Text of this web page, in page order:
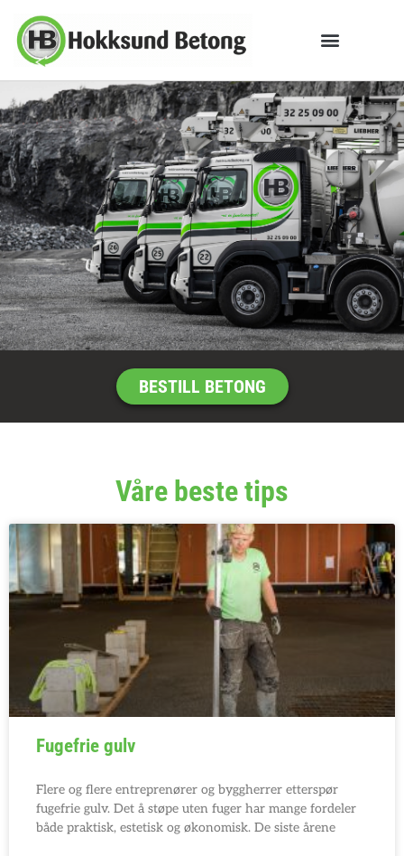
BESTILL BETONG
Våre beste tips
Fugefrie gulv
Flere og flere entreprenører og byggherrer etterspør
fugefrie gulv. Det å støpe uten fuger har mange fordeler
både praktisk, estetisk og økonomisk. De siste årene